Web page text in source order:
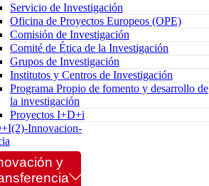
Servicio de Investigación
Oficina de Proyectos Europeos (OPE)
Comisión de Investigación
Comité de Ética de la Investigación
Grupos de Investigación
Institutos y Centros de Investigación
Programa Propio de fomento y desarrollo de
la investigación
Proyectos I+D+i
Innovacion-
y